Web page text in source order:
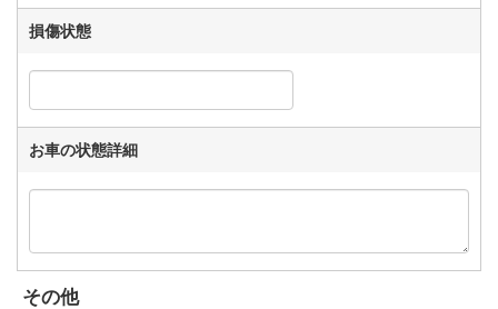
損傷状態
お車の状態詳細
その他